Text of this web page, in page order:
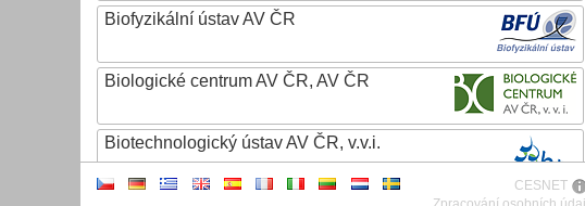
Biofyzikální ústav AV ČR
Biologické centrum AV ČR, AV ČR
Biotechnologický ústav AV ČR, v.v.i.
CESNET